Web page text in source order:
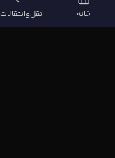
خانه نقل‌وانتقالات